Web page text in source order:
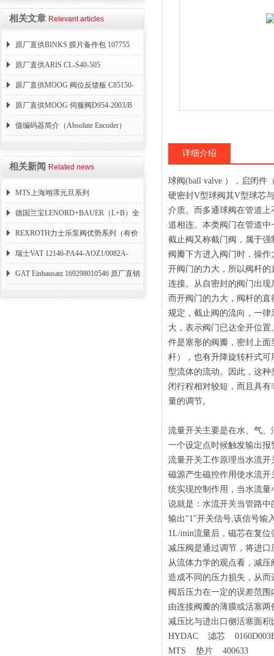
相关文章 Relevant articles
原厂直供BINKS 膜片备件包 107755
原厂直供ARIS CL-S40-505
原厂直供MOOG 阀位反馈板 C85150-
004
原厂直供MOOG 伺服阀D954-2003/B
值编码器简介（Absolute Encoder）
相关新闻 Related news
MTS上海翊霈元旦系列
RHM3050MR081A01
德国兰宝LENORD+BAUER（L+B）全
系列编码器
REXROTH力士乐泵阀优势系列（有价
目表）
瑞士VAT 12146-PA44-AOZ1/0082A-
1173938
GAT Einbausatz 169298010546 原厂直销
详细介绍
球阀(ball valve ），启闭件
硬密封V型球阀其V型球芯
介质。而多通球阀在管道
道相连。本类阀门在管道
截止阀又称截门阀，属于
阀瓣下方进入阀门时，操
开阀门的力大，所以阀杆
连接。从自密封的阀门出
而开阀门的力大，阀杆的
规定，截止阀的流向，一
大，表示阀门已达全开位置
件是塞形的阀瓣，密封上
杆），也有升降旋转杆式
型流体的流动。因此，这
闭行程相对较短，而且具
量的调节。
流量开关主要是在水、气
一个设定点时候触发输出
流量开关工作原理当水流
磁源产生磁控作用使水流
统实现控制作用，当水流
说就是：水流开关当管路
输出"1"开关信号,该信号输
1L/min流量后，磁芯在复
减压阀是通过调节，将进
从流体力学的观点看，减
造成不同的压力损失，从
阀后压力在一定的误差范
由连接阀瓣的薄膜或活塞
减压比与进出口侧活塞面积
HYDAC 滤芯
MTS 垫片 400633